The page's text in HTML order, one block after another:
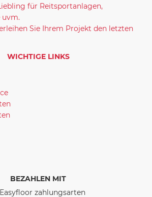
für Reitsportanlagen,
uvm.
Sie Ihrem Projekt den letzten
WICHTIGE LINKS
BEZAHLEN MIT